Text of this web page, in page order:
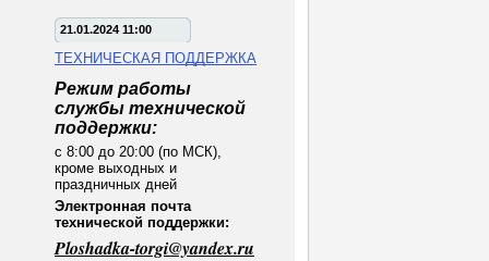
21.01.2024 11:00
ТЕХНИЧЕСКАЯ ПОДДЕРЖКА
Режим работы
службы технической
поддержки:
с 8:00 до 20:00 (по МСК),
кроме выходных и
праздничных дней
Электронная почта
технической поддержки:
Ploshadka-torgi@yandex.ru